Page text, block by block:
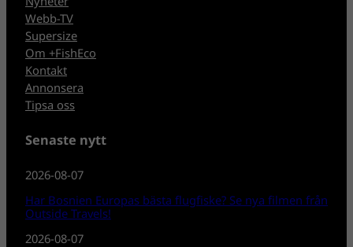
Webb-TV
Supersize
Om +FishEco
Kontakt
Annonsera
Tipsa oss
Senaste nytt
2026-08-07
Har Bosnien Europas bästa flugfiske? Se nya filmen från
Outside Travels!
2026-08-07